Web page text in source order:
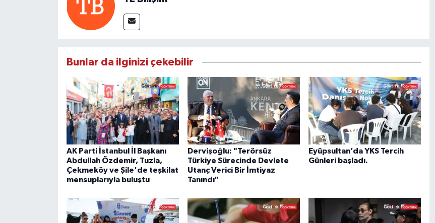
Bunlar da ilginizi çekebilir
AK Parti İstanbul İl Başkanı
Abdullah Özdemir, Tuzla,
Çekmeköy ve Şile'de teşkilat
mensuplarıyla buluştu
Dervişoğlu: "Terörsüz
Türkiye Sürecinde Devlete
Utanç Verici Bir İmtiyaz
Tanındı"
Eyüpsultan’da YKS Tercih
Günleri başladı.